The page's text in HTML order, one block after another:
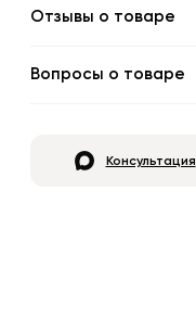
Отзывы о товаре
Вопросы о товаре
Консультация